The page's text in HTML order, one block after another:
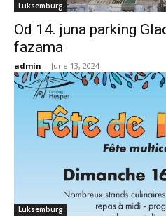
Luksemburg
Od 14. juna parking
fazama
admin - June 13, 2024
Luksemburg